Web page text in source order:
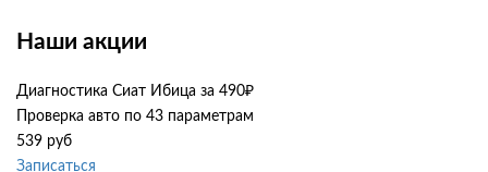
Наши акции
Диагностика Сиат Ибица за 490₽
Проверка авто по 43 параметрам
539 руб
Записаться